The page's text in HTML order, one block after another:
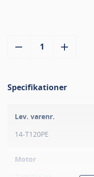
Specifikationer
Lev. varenr.
14-T120PE
Motor